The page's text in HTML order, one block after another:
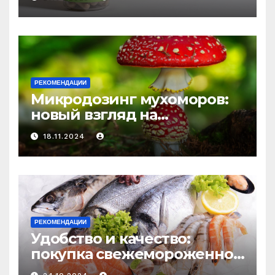
средство против усталости
и истощения
РЕКОМЕНДАЦИИ
Микродозинг мухоморов:
новый взгляд на
психоделику
18.11.2024
РЕКОМЕНДАЦИИ
Удобство и качество:
покупка свежемороженной
рыбы онлайн